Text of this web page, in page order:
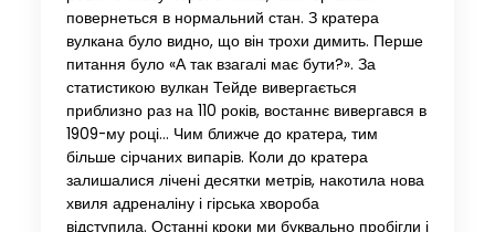
повернеться в нормальний стан. З кратера
вулкана було видно, що він трохи димить. Перше
питання було «А так взагалі має бути?». За
статистикою вулкан Тейде вивергається
приблизно раз на 110 років, востаннє вивергався в
1909-му році… Чим ближче до кратера, тим
більше сірчаних випарів. Коли до кратера
залишалися лічені десятки метрів, накотила нова
хвиля адреналіну і гірська хвороба
відступила. Останні кроки ми буквально пробігли і